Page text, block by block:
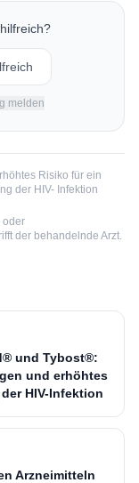
in
melden
Risiko für ein
der HIV- Infektion
oder
der behandelnde Arzt.
und Tybost®:
und erhöhtes
HIV-Infektion
Arzneimitteln